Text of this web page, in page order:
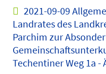
2021-09-09
Landrates des
Parchim zur
Techentiner Weg 1a -